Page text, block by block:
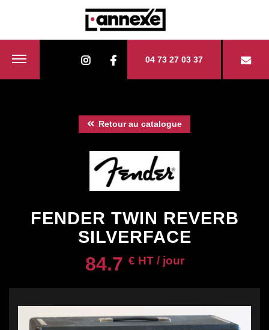
04 73 27 03 37
Retour au catalogue
FENDER TWIN REVERB
SILVERFACE
84.7 € HT / jour